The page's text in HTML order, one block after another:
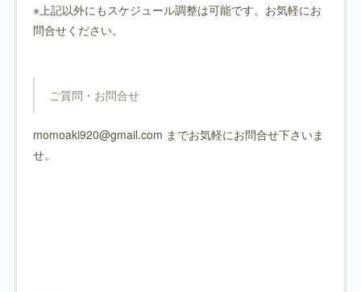
※上記以外にもスケジュール調整は可能です。お気軽にお
問合せください。
ご質問・お問合せ
momoaki920@gmail.com までお気軽にお問合せ下さいま
せ。